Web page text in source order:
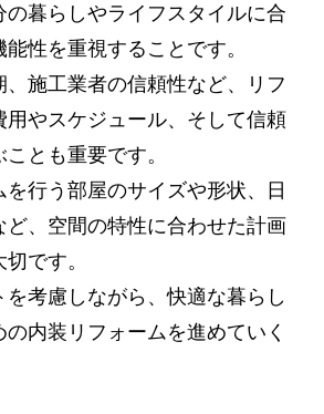
の暮らしやライフスタイルに合
性を重視することです。
、施工業者の信頼性など、リフ
用やスケジュール、そして信頼
とも重要です。
を行う部屋のサイズや形状、日
ど、空間の特性に合わせた計画
です。
を考慮しながら、快適な暮らし
内装リフォームを進めていく